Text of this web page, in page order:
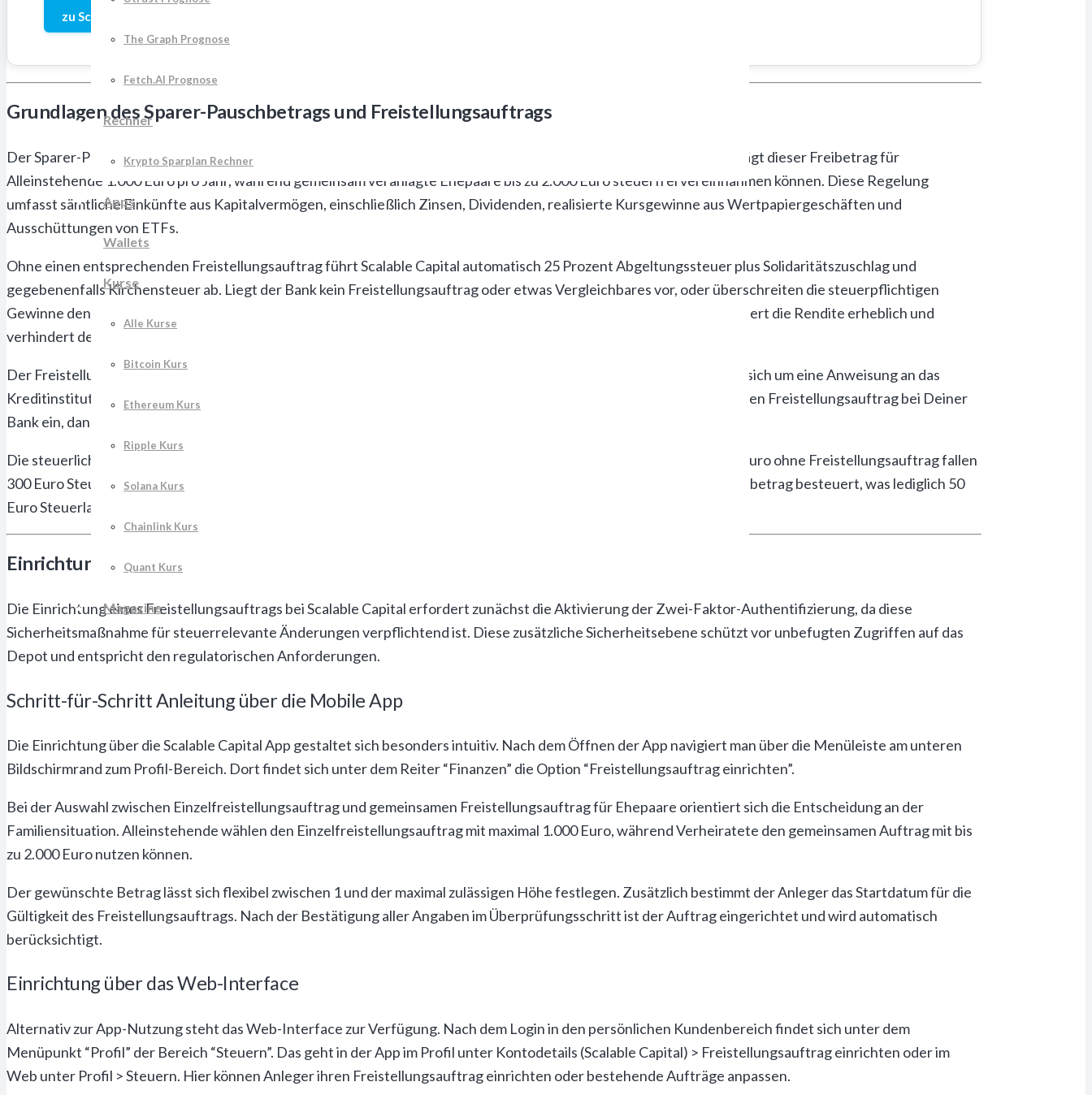
The Graph Prognose
Fetch.AI Prognose
Rechner
Krypto Sparplan Rechner
Apps
Wallets
Kurse
Alle Kurse
Bitcoin Kurs
Ethereum Kurs
Ripple Kurs
Solana Kurs
Chainlink Kurs
Quant Kurs
Magazine
zu Scalable.Capital
Grundlagen des Sparer-Pauschbetrags und Freistellungsauftrags
Der Sparer-Pauschbetrag bildet die Grundlage für steuerfreie Kapitalerträge in Deutschland. Seit der Erhöhung beträgt dieser Freibetrag für
Alleinstehende 1.000 Euro pro Jahr, während gemeinsam veranlagte Ehepaare bis zu 2.000 Euro steuerfrei vereinnahmen können. Diese Regelung
umfasst sämtliche Einkünfte aus Kapitalvermögen, einschließlich Zinsen, Dividenden, realisierte Kursgewinne aus Wertpapiergeschäften und
Ausschüttungen von ETFs.
Ohne einen entsprechenden Freistellungsauftrag führt Scalable Capital automatisch 25 Prozent Abgeltungssteuer plus Solidaritätszuschlag und
gegebenenfalls Kirchensteuer ab. Liegt der Bank kein Freistellungsauftrag oder etwas Vergleichbares vor, oder überschreiten die steuerpflichtigen
Gewinne den Sparerpauschbetrag, werden automatisch diese Steuern fällig. Diese automatische Besteuerung schmälert die Rendite erheblich und
verhindert den optimalen Zinseszinseffekt.
Der Freistellungsauftrag stellt das zentrale Instrument dar, um den Sparer-Pauschbetrag zu nutzen. Dabei handelt es sich um eine Anweisung an das
Kreditinstitut, Kapitalerträge bis zur angegebenen Höhe nicht der Abgeltungssteuer zu unterwerfen. Richtest Du einen Freistellungsauftrag bei Deiner
Bank ein, dann führt die Bank keine Abgeltungssteuer für Deine Kapitalerträge bis maximal 1.000 Euro ab.
Die steuerliche Wirkung zeigt sich besonders deutlich bei einem praktischen Beispiel: Bei Kapitalerträgen von 1.200 Euro ohne Freistellungsauftrag fallen
300 Euro Steuern an. Mit einem vollständig ausgenutzten Freistellungsauftrag werden nur die 200 Euro über dem Freibetrag besteuert, was lediglich 50
Euro Steuerlast bedeutet – eine Ersparnis von 250 Euro.
Einrichtung des Freistellungsauftrags bei Scalable Capital
Die Einrichtung eines Freistellungsauftrags bei Scalable Capital erfordert zunächst die Aktivierung der Zwei-Faktor-Authentifizierung, da diese
Sicherheitsmaßnahme für steuerrelevante Änderungen verpflichtend ist. Diese zusätzliche Sicherheitsebene schützt vor unbefugten Zugriffen auf das
Depot und entspricht den regulatorischen Anforderungen.
Schritt-für-Schritt Anleitung über die Mobile App
Die Einrichtung über die Scalable Capital App gestaltet sich besonders intuitiv. Nach dem Öffnen der App navigiert man über die Menüleiste am unteren
Bildschirmrand zum Profil-Bereich. Dort findet sich unter dem Reiter “Finanzen” die Option “Freistellungsauftrag einrichten”.
Bei der Auswahl zwischen Einzelfreistellungsauftrag und gemeinsamen Freistellungsauftrag für Ehepaare orientiert sich die Entscheidung an der
Familiensituation. Alleinstehende wählen den Einzelfreistellungsauftrag mit maximal 1.000 Euro, während Verheiratete den gemeinsamen Auftrag mit bis
zu 2.000 Euro nutzen können.
Der gewünschte Betrag lässt sich flexibel zwischen 1 und der maximal zulässigen Höhe festlegen. Zusätzlich bestimmt der Anleger das Startdatum für die
Gültigkeit des Freistellungsauftrags. Nach der Bestätigung aller Angaben im Überprüfungsschritt ist der Auftrag eingerichtet und wird automatisch
berücksichtigt.
Einrichtung über das Web-Interface
Alternativ zur App-Nutzung steht das Web-Interface zur Verfügung. Nach dem Login in den persönlichen Kundenbereich findet sich unter dem
Menüpunkt “Profil” der Bereich “Steuern”. Das geht in der App im Profil unter Kontodetails (Scalable Capital) > Freistellungsauftrag einrichten oder im
Web unter Profil > Steuern. Hier können Anleger ihren Freistellungsauftrag einrichten oder bestehende Aufträge anpassen.